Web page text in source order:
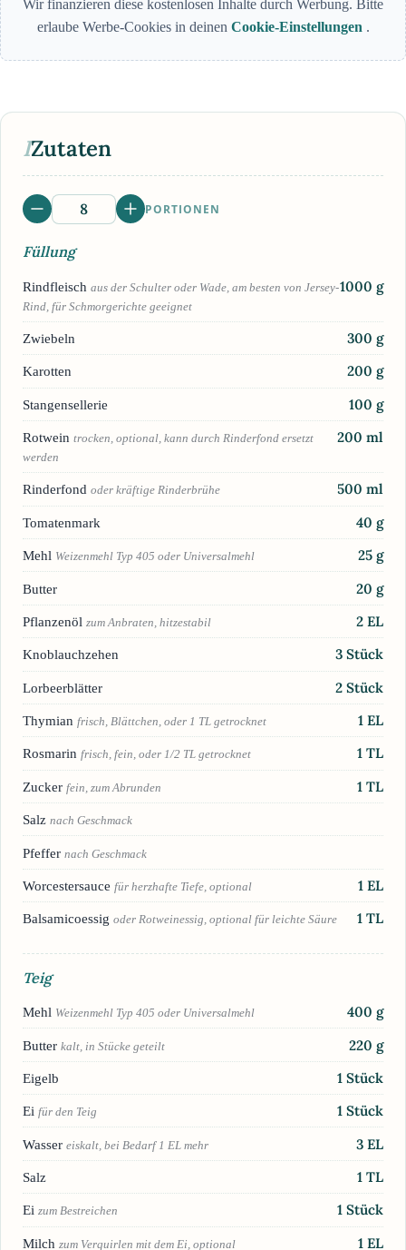
Wir finanzieren diese kostenlosen Inhalte durch Werbung. Bitte
erlaube Werbe-Cookies in deinen Cookie-Einstellungen .
IZutaten
PORTIONEN
Füllung
Rindfleisch aus der Schulter oder Wade, am besten von Jersey-
Rind, für Schmorgerichte geeignet
1000 g
Zwiebeln 300 g
Karotten 200 g
Stangensellerie 100 g
Rotwein trocken, optional, kann durch Rinderfond ersetzt
werden
200 ml
Rinderfond oder kräftige Rinderbrühe 500 ml
Tomatenmark 40 g
Mehl Weizenmehl Typ 405 oder Universalmehl 25 g
Butter 20 g
Pflanzenöl zum Anbraten, hitzestabil 2 EL
Knoblauchzehen 3 Stück
Lorbeerblätter 2 Stück
Thymian frisch, Blättchen, oder 1 TL getrocknet 1 EL
Rosmarin frisch, fein, oder 1/2 TL getrocknet 1 TL
Zucker fein, zum Abrunden 1 TL
Salz nach Geschmack
Pfeffer nach Geschmack
Worcestersauce für herzhafte Tiefe, optional 1 EL
Balsamicoessig oder Rotweinessig, optional für leichte Säure 1 TL
Teig
Mehl Weizenmehl Typ 405 oder Universalmehl 400 g
Butter kalt, in Stücke geteilt 220 g
Eigelb 1 Stück
Ei für den Teig 1 Stück
Wasser eiskalt, bei Bedarf 1 EL mehr 3 EL
Salz 1 TL
Ei zum Bestreichen 1 Stück
Milch zum Verquirlen mit dem Ei, optional 1 EL